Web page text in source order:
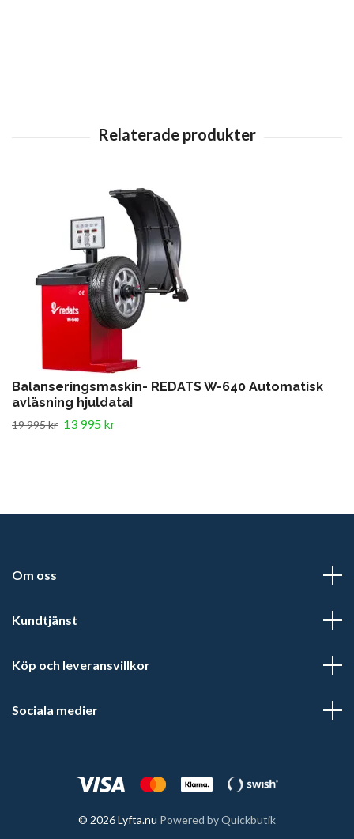
Balanseringsmaskin- REDATS W-640 Automatisk
avläsning hjuldata!
19 995 kr 13 995 kr
Om oss
Kundtjänst
Köp och leveransvillkor
Sociala medier
© 2026 Lyfta.nu Powered by Quickbutik